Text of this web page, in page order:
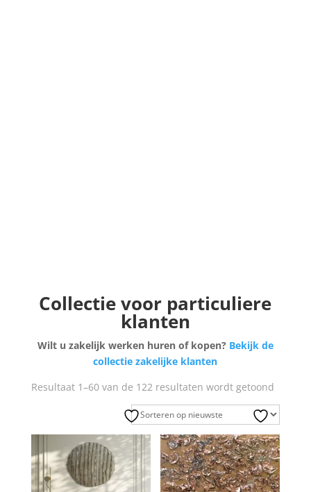
Collectie voor particuliere
klanten
Wilt u zakelijk werken huren of kopen? Bekijk de
collectie zakelijke klanten
Resultaat 1–60 van de 122 resultaten wordt getoond
op